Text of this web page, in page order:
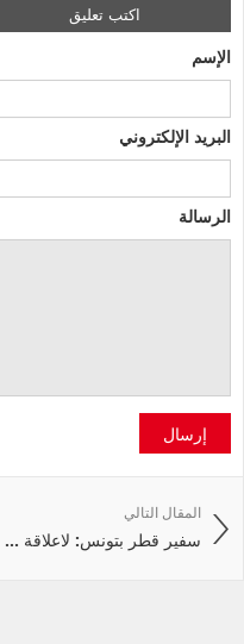
اكتب تعليق
الإسم
البريد الإلكتروني
الرسالة
إرسال
المقال التالي
سفير قطر بتونس: لاعلاقة ...